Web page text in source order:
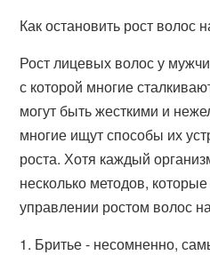
Как остановить рост волос
Рост лицевых волос у
с которой многие
могут быть жесткими и
многие ищут способы их
роста. Хотя каждый
несколько методов,
управлении ростом волос
1. Бритье - несомненно,